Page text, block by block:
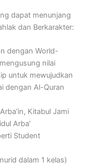
dapat menunjang
dan Berkarakter:
dengan World-
nilai
untuk mewujudkan
dengan Al-Quran
Kitabul Jami
Arba’
Student
dalam 1 kelas)